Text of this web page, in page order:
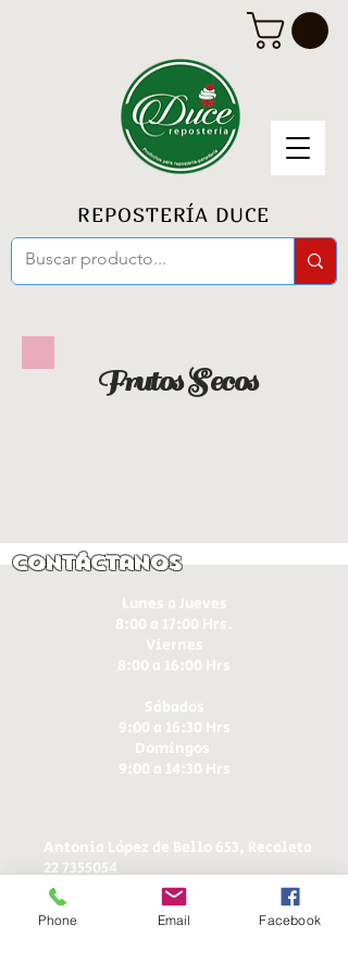
REPOSTERÍA DUCE
Frutos Secos
Contáctanos
Lunes a Jueves
8:00 a 17:00 Hrs.
Viernes
8:00 a 16:00 Hrs​
Sábados
9:00 a 16:30 Hrs
Domingos
9:00 a 14:30 Hrs
Antonia López de Bello 653, Recoleta
22 7355054
22 7375725
+56 9 75224598
ducereposteria@gmail.com
Phone Email Facebook